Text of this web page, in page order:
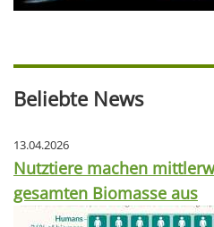
Beliebte News
13.04.2026
Nutztiere machen
gesamten Biomasse aus